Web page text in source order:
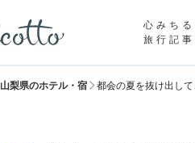
心みち
旅行記
山梨県のホテル・宿 都会の夏を抜け出し